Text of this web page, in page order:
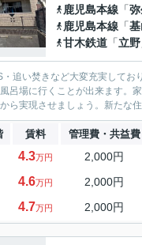
鹿児島本線 「
鹿児島本線 「
甘木鉄道 「立野
追い焚きなど大変充実して
呂場に行くことが出来ます。
ら実現させましょう。新たな
賃料 管理費・共益費
4.3万円 2,000円
4.6万円 2,000円
4.7万円 2,000円